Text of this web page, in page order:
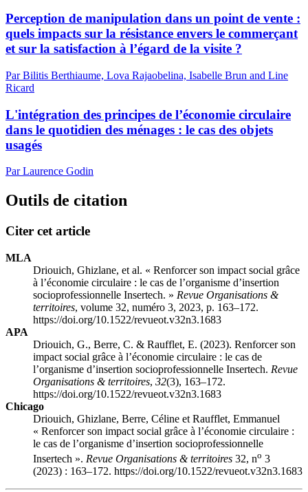
Perception de manipulation dans un point de vente :
quels impacts sur la résistance envers le commerçant
et sur la satisfaction à l’égard de la visite ?
Par Bilitis Berthiaume, Lova Rajaobelina, Isabelle Brun and Line
Ricard
L'intégration des principes de l’économie circulaire
dans le quotidien des ménages : le cas des objets
usagés
Par Laurence Godin
Outils de citation
Citer cet article
MLA
Driouich, Ghizlane, et al. « Renforcer son impact social grâce
à l’économie circulaire : le cas de l’organisme d’insertion
socioprofessionnelle Insertech. » Revue Organisations &
territoires, volume 32, numéro 3, 2023, p. 163–172.
https://doi.org/10.1522/revueot.v32n3.1683
APA
Driouich, G., Berre, C. & Raufflet, E. (2023). Renforcer son
impact social grâce à l’économie circulaire : le cas de
l’organisme d’insertion socioprofessionnelle Insertech. Revue
Organisations & territoires, 32(3), 163–172.
https://doi.org/10.1522/revueot.v32n3.1683
Chicago
Driouich, Ghizlane, Berre, Céline et Raufflet, Emmanuel
« Renforcer son impact social grâce à l’économie circulaire :
le cas de l’organisme d’insertion socioprofessionnelle
Insertech ». Revue Organisations & territoires 32, no 3
(2023) : 163–172. https://doi.org/10.1522/revueot.v32n3.1683